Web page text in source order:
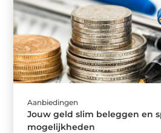
Aanbiedingen
Jouw geld slim beleggen en
mogelijkheden